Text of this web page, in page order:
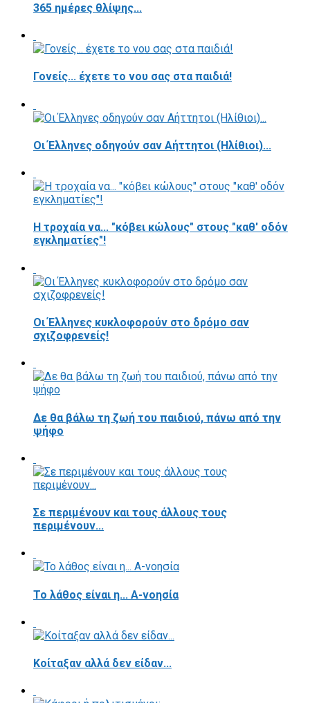
365 ημέρες θλίψης...
Γονείς... έχετε το νου σας στα παιδιά!
Οι Έλληνες οδηγούν σαν Αήττητοι (Ηλίθιοι)...
Η τροχαία να... "κόβει κώλους" στους "καθ' οδόν
εγκληματίες"!
Οι Έλληνες κυκλοφορούν στο δρόμο σαν
σχιζοφρενείς!
Δε θα βάλω τη ζωή του παιδιού, πάνω από την
ψήφο
Σε περιμένουν και τους άλλους τους
περιμένουν...
Το λάθος είναι η... Α-νοησία
Κοίταξαν αλλά δεν είδαν...